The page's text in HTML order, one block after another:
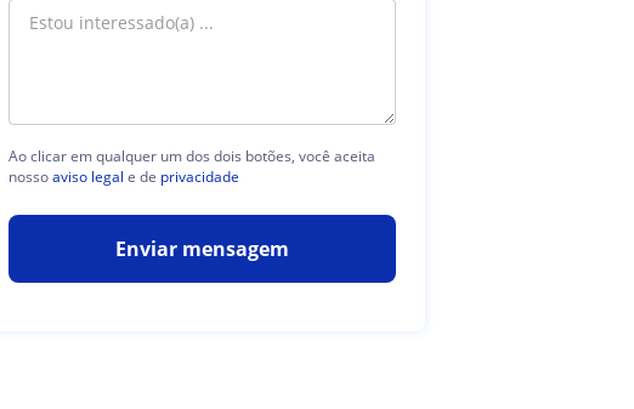
Ao clicar em qualquer um dos dois botões, você aceita
nossoaviso legal e de privacidade
Enviar mensagem